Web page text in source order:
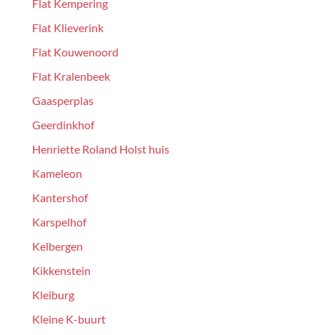
Flat Kempering
Flat Klieverink
Flat Kouwenoord
Flat Kralenbeek
Gaasperplas
Geerdinkhof
Henriette Roland Holst huis
Kameleon
Kantershof
Karspelhof
Kelbergen
Kikkenstein
Kleiburg
Kleine K-buurt